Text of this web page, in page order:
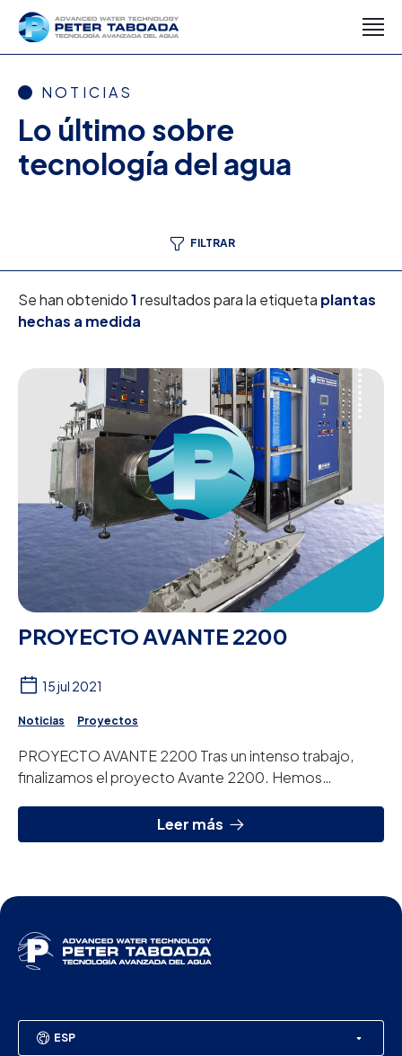
NOTICIAS
Lo último sobre
tecnología del agua
FILTRAR
Se han obtenido1resultados para la etiqueta plantas
hechas a medida
PROYECTO AVANTE 2200
15 jul 2021
Noticias Proyectos
PROYECTO AVANTE 2200 Tras un intenso trabajo,
finalizamos el proyecto Avante 2200. Hemos
Leer más
ESP